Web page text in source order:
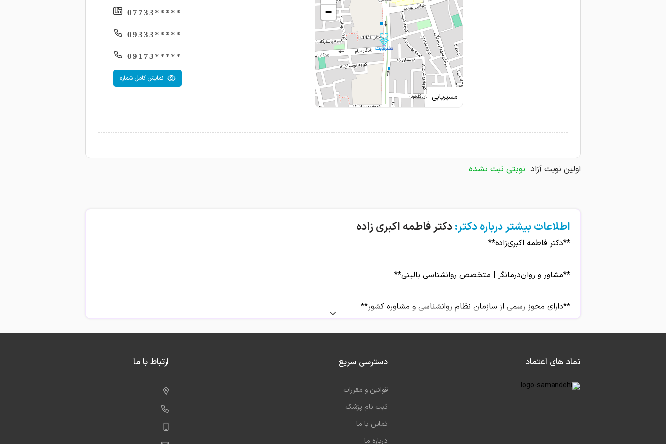
اولین نوبت آزاد نوبتی ثبت نشده
مسیریابی
−
*****07733
*****09333
*****09173
نمایش کامل شماره
اطلاعات بیشتر درباره دکتر:دکتر فاطمه اکبری زاده
**دکتر فاطمه اکبری‌زاده**
**مشاور و روان‌درمانگر | متخصص روانشناسی بالینی**
**دارای مجوز رسمی از سازمان نظام روانشناسی و مشاوره کشور**
اختلالات روانی و هیجانی** فعالیت می‌کند. ایشان با بهره‌گیری از رویکردهای علمی و تخصصی روانشناسی بالینی، توانسته‌اند نقش مؤثری در بهبود
کیفیت زندگی مراجعان خود ایفا کنند.
نماد های اعتماد دسترسی سریع
قوانین و مقررات
ثبت نام پزشک
تماس با ما
درباره ما
ارتباط با ما